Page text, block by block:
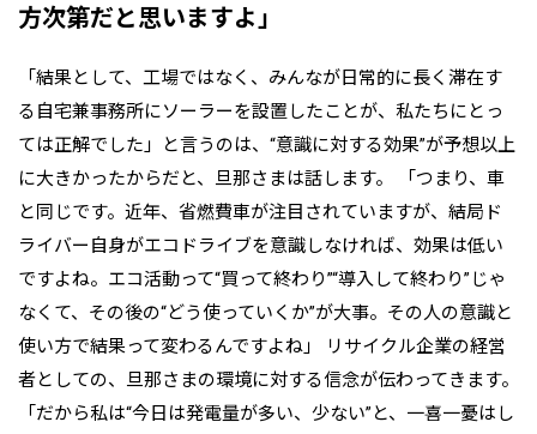
方次第だと思いますよ」
「結果として、工場ではなく、みんなが日常的に長く滞在す
る自宅兼事務所にソーラーを設置したことが、私たちにとっ
ては正解でした」と言うのは、“意識に対する効果”が予想以上
に大きかったからだと、旦那さまは話します。 「つまり、車
と同じです。近年、省燃費車が注目されていますが、結局ド
ライバー自身がエコドライブを意識しなければ、効果は低い
ですよね。エコ活動って“買って終わり”“導入して終わり”じゃ
なくて、その後の“どう使っていくか”が大事。その人の意識と
使い方で結果って変わるんですよね」 リサイクル企業の経営
者としての、旦那さまの環境に対する信念が伝わってきます。
「だから私は“今日は発電量が多い、少ない”と、一喜一憂はし